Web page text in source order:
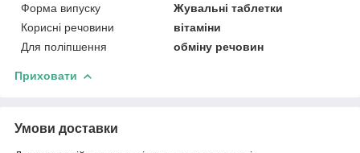
Форма випуску
Жувальні таблетки
Корисні речовини
вітаміни
Для поліпшення
обміну речовин
Приховати
Умови доставки